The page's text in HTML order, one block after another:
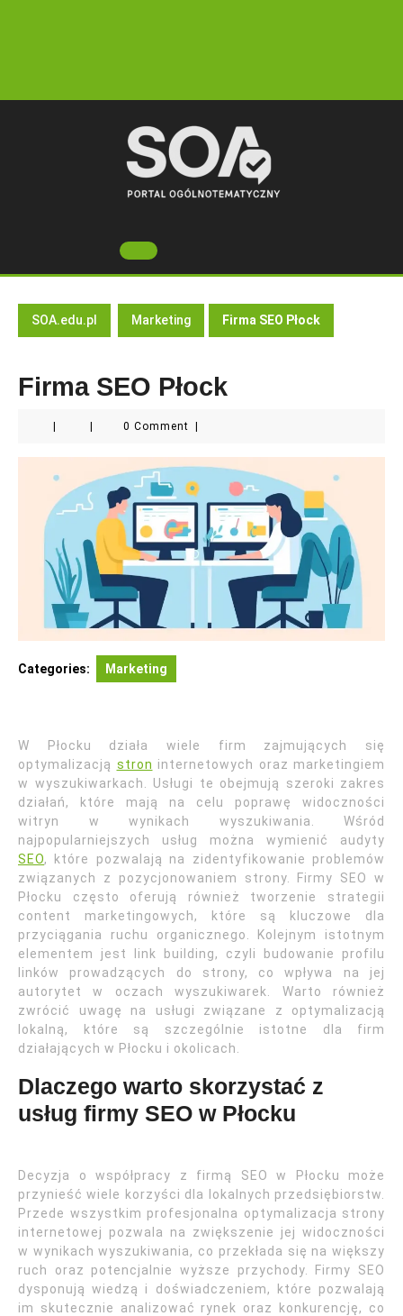
Open
Button
SOA.edu.pl Marketing Firma SEO Płock
Firma SEO Płock
0 Comment
Categories: Marketing
W Płocku działa wiele firm zajmujących się
optymalizacją stron internetowych oraz marketingiem
w wyszukiwarkach. Usługi te obejmują szeroki zakres
działań, które mają na celu poprawę widoczności
witryn w wynikach wyszukiwania. Wśród
najpopularniejszych usług można wymienić audyty
SEO, które pozwalają na zidentyfikowanie problemów
związanych z pozycjonowaniem strony. Firmy SEO w
Płocku często oferują również tworzenie strategii
content marketingowych, które są kluczowe dla
przyciągania ruchu organicznego. Kolejnym istotnym
elementem jest link building, czyli budowanie profilu
linków prowadzących do strony, co wpływa na jej
autorytet w oczach wyszukiwarek. Warto również
zwrócić uwagę na usługi związane z optymalizacją
lokalną, które są szczególnie istotne dla firm
działających w Płocku i okolicach.
Dlaczego warto skorzystać z
usług firmy SEO w Płocku
Decyzja o współpracy z firmą SEO w Płocku może
przynieść wiele korzyści dla lokalnych przedsiębiorstw.
Przede wszystkim profesjonalna optymalizacja strony
internetowej pozwala na zwiększenie jej widoczności
w wynikach wyszukiwania, co przekłada się na większy
ruch oraz potencjalnie wyższe przychody. Firmy SEO
dysponują wiedzą i doświadczeniem, które pozwalają
im skutecznie analizować rynek oraz konkurencję, co